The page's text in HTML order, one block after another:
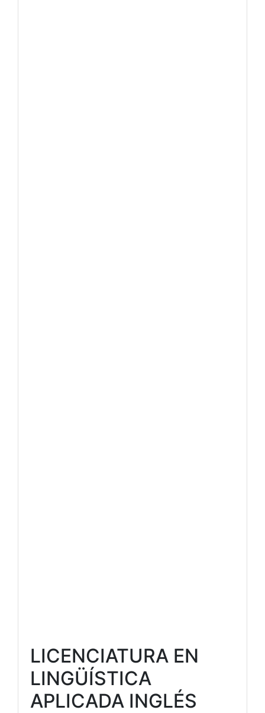
LICENCIATURA EN
LINGÜÍSTICA
APLICADA INGLÉS